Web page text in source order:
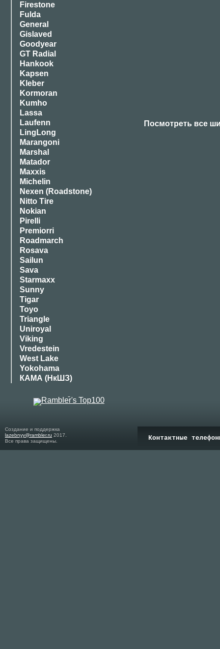
Firestone
Fulda
General
Gislaved
Goodyear
GT Radial
Hankook
Kapsen
Kleber
Kormoran
Kumho
Lassa
Laufenn
LingLong
Marangoni
Marshal
Matador
Maxxis
Michelin
Nexen (Roadstone)
Nitto Tire
Nokian
Pirelli
Premiorri
Roadmarch
Rosava
Sailun
Sava
Starmaxx
Sunny
Tigar
Toyo
Triangle
Uniroyal
Viking
Vredestein
West Lake
Yokohama
КАМА (НкШЗ)
Посмотреть все
Создание и поддержка
lazebnyy@rambler.ru 2017.
Все права защищены.
Контактные